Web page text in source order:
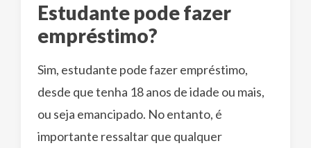
Estudante pode fazer
empréstimo?
Sim, estudante pode fazer empréstimo,
desde que tenha 18 anos de idade ou mais,
ou seja emancipado. No entanto, é
importante ressaltar que qualquer